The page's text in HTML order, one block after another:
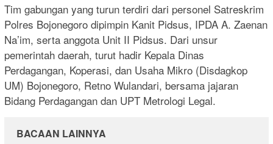
Tim gabungan yang turun terdiri dari personel Satreskrim
Polres Bojonegoro dipimpin Kanit Pidsus, IPDA A. Zaenan
Na’im, serta anggota Unit II Pidsus. Dari unsur
pemerintah daerah, turut hadir Kepala Dinas
Perdagangan, Koperasi, dan Usaha Mikro (Disdagkop
UM) Bojonegoro, Retno Wulandari, bersama jajaran
Bidang Perdagangan dan UPT Metrologi Legal.
BACAAN LAINNYA